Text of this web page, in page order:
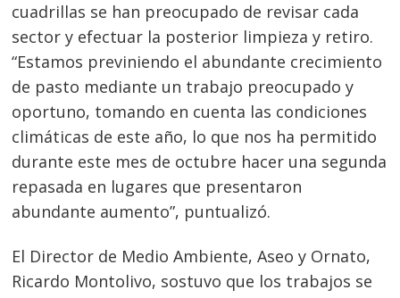
cuadrillas se han preocupado de revisar cada
sector y efectuar la posterior limpieza y retiro.
“Estamos previniendo el abundante crecimiento
de pasto mediante un trabajo preocupado y
oportuno, tomando en cuenta las condiciones
climáticas de este año, lo que nos ha permitido
durante este mes de octubre hacer una segunda
repasada en lugares que presentaron
abundante aumento”, puntualizó.
El Director de Medio Ambiente, Aseo y Ornato,
Ricardo Montolivo, sostuvo que los trabajos se